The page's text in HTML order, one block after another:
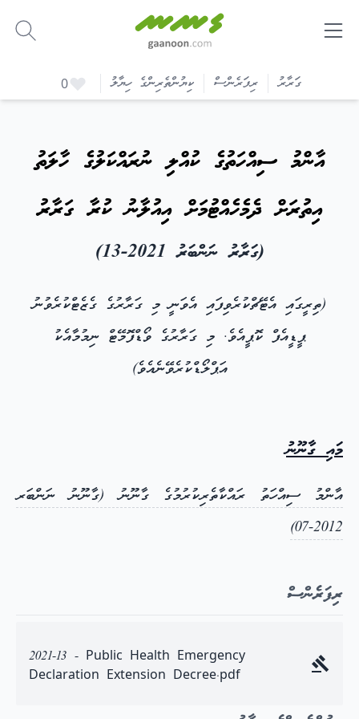
ގަރާރު ރިފަރެންސް ކިޔުންތެރިންގެ ހިޔާލު 0
އާންމު ސިއްހަތުގެ ކުއްލި ނުރައްކަލުގެ ހާލަތު
އިތުރަށް ދެމެހެއްޓުމަށް އިއުލާނު ކުރާ ގަރާރު
(ގަރާރު ނަންބަރު 2021-13)
(ތިރީގައި އެޓޭޗްކުރެވިފައި އެވަނީ މި ގަރާރުގެ ގެޒެޓްކުރެވުނު
ޕީޑީއެފް ކޮޕީއެވެ. މި ގަރާރުގެ ވޯޑްފޮމޭޓް ނިމުމާއެކު
އަޕްލޯޑްކުރެވޭނެއެވެ)
މައި ގާނޫނު
އާންމު ސިއްހަތު ރައްކާތެރިކުރުމުގެ ގާނޫނު (ގާނޫނު ނަންބަރ
2012-07)
ރިފަރެންސް
2021-13 - Public Health Emergency
Declaration Extension Decree.pdf